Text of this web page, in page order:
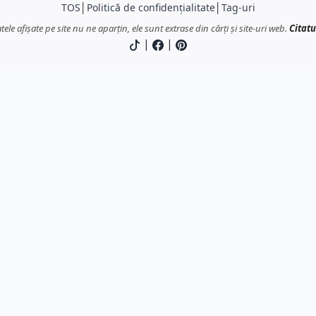
TOS Politică de confidențialitate│ Tag-uri
afișate pe site nu ne aparțin, ele sunt extrase din cărți și site-uri web.
| |